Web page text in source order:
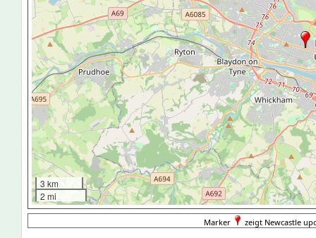
3 km
2 mi
Marker zeigt Newcastle